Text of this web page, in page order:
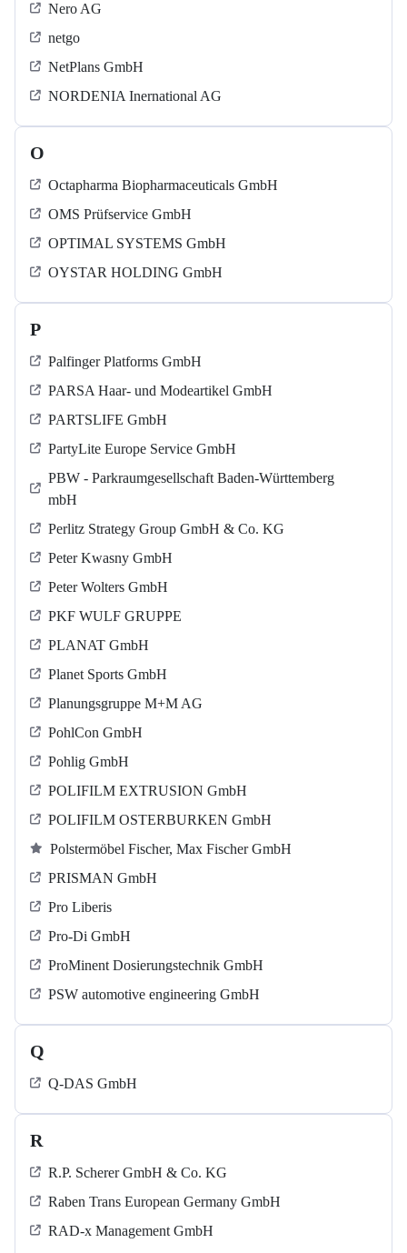
Nero AG
netgo
NetPlans GmbH
NORDENIA Inernational AG
O
Octapharma Biopharmaceuticals GmbH
OMS Prüfservice GmbH
OPTIMAL SYSTEMS GmbH
OYSTAR HOLDING GmbH
P
Palfinger Platforms GmbH
PARSA Haar- und Modeartikel GmbH
PARTSLIFE GmbH
PartyLite Europe Service GmbH
PBW - Parkraumgesellschaft Baden-Württemberg
mbH
Perlitz Strategy Group GmbH & Co. KG
Peter Kwasny GmbH
Peter Wolters GmbH
PKF WULF GRUPPE
PLANAT GmbH
Planet Sports GmbH
Planungsgruppe M+M AG
PohlCon GmbH
Pohlig GmbH
POLIFILM EXTRUSION GmbH
POLIFILM OSTERBURKEN GmbH
Polstermöbel Fischer, Max Fischer GmbH
PRISMAN GmbH
Pro Liberis
Pro-Di GmbH
ProMinent Dosierungstechnik GmbH
PSW automotive engineering GmbH
Q
Q-DAS GmbH
R
R.P. Scherer GmbH & Co. KG
Raben Trans European Germany GmbH
RAD-x Management GmbH